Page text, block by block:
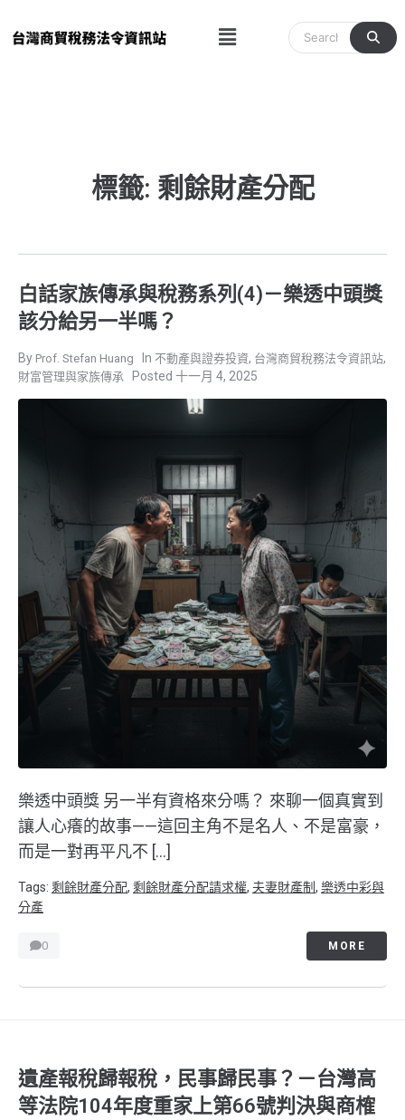
Menu
標籤: 剩餘財產分配
白話家族傳承與稅務系列(4)－樂透中頭獎
該分給另一半嗎？
Prof. Stefan Huang 不動產與證券投資, 台灣商貿稅務法令資訊站,
財富管理與家族傳承 十一月 4, 2025
樂透中頭獎 另一半有資格來分嗎？ 來聊一個真實到
讓人心癢的故事——這回主角不是名人、不是富豪，
而是一對再平凡不 […]
Tags: 剩餘財產分配, 剩餘財產分配請求權, 夫妻財產制, 樂透中彩與
分產
0 MORE
遺產報稅歸報稅，民事歸民事？－台灣高
等法院104年度重家上第66號判決與商榷